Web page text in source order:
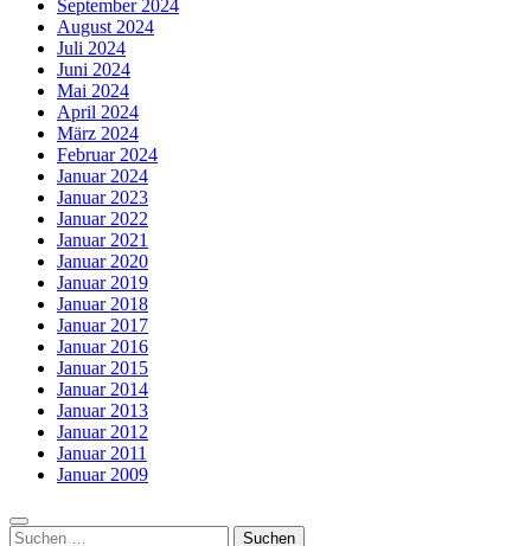
September 2024
August 2024
Juli 2024
Juni 2024
Mai 2024
April 2024
März 2024
Februar 2024
Januar 2024
Januar 2023
Januar 2022
Januar 2021
Januar 2020
Januar 2019
Januar 2018
Januar 2017
Januar 2016
Januar 2015
Januar 2014
Januar 2013
Januar 2012
Januar 2011
Januar 2009
Suchen